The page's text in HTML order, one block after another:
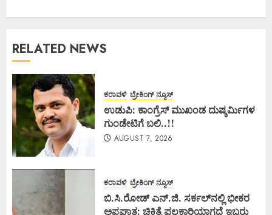
RELATED NEWS
ಕರಾವಳಿ ಬ್ರೇಕಿಂಗ್ ನ್ಯೂಸ್
ಉಡುಪಿ: ಕಾಂಗ್ರೆಸ್ ಮುಖಂಡ ದುಷ್ಕರ್ಮಿಗಳ
ಗುಂಡೇಟಿಗೆ ಬಲಿ..!!
AUGUST 7, 2026
ಕರಾವಳಿ ಬ್ರೇಕಿಂಗ್ ನ್ಯೂಸ್
ಬಿ.ಸಿ.ರೋಡ್ ಎನ್.ಜಿ. ಸರ್ಕಲ್‌ನಲ್ಲಿ ಭೀಕರ
ಅಪಘಾತ: ಚಿಕಿತ್ಸೆ ಫಲಕಾರಿಯಾಗದೆ ಇಬ್ಬರು